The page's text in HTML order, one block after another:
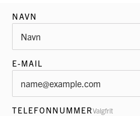
NAVN
E-MAIL
TELEFONNUMMERValgfrit